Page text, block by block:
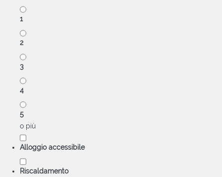
1
2
3
4
5
o più
Alloggio accessibile
Riscaldamento